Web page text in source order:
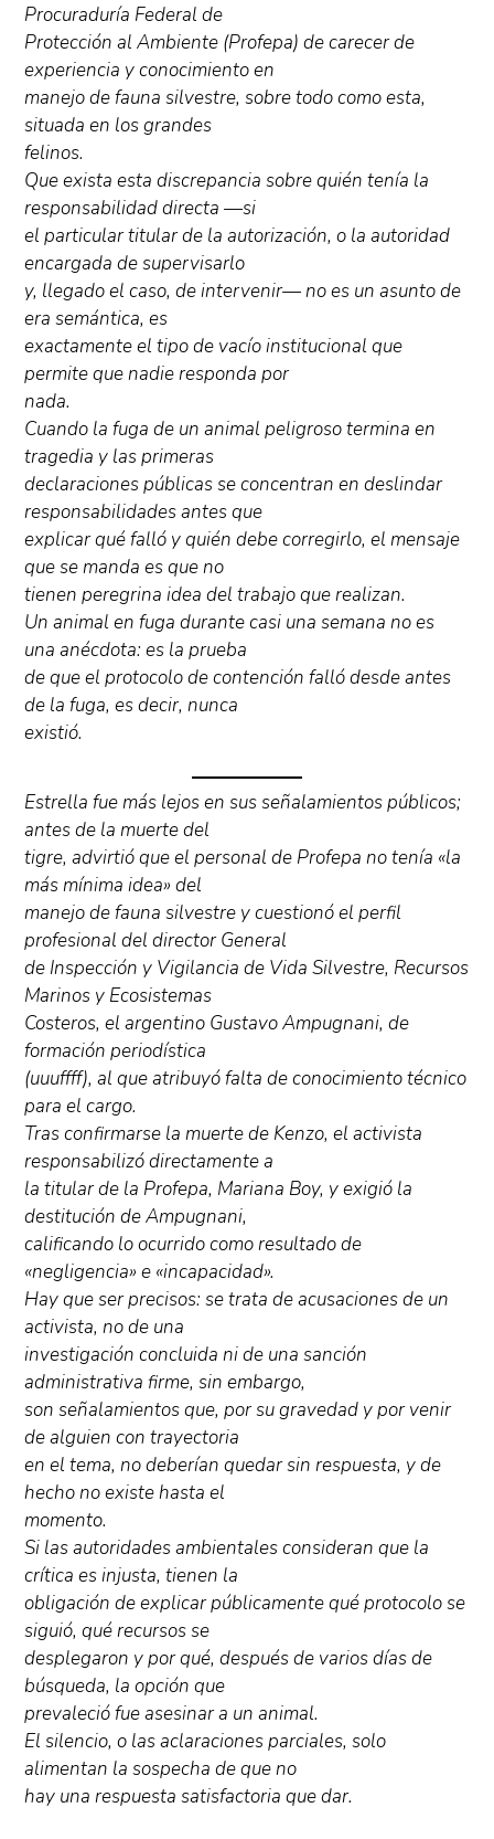
Procuraduría Federal de
Protección al Ambiente (Profepa) de carecer de
experiencia y conocimiento en
manejo de fauna silvestre, sobre todo como esta,
situada en los grandes
felinos.
Que exista esta discrepancia sobre quién tenía la
responsabilidad directa —si
el particular titular de la autorización, o la autoridad
encargada de supervisarlo
y, llegado el caso, de intervenir— no es un asunto de
era semántica, es
exactamente el tipo de vacío institucional que
permite que nadie responda por
nada.
Cuando la fuga de un animal peligroso termina en
tragedia y las primeras
declaraciones públicas se concentran en deslindar
responsabilidades antes que
explicar qué falló y quién debe corregirlo, el mensaje
que se manda es que no
tienen peregrina idea del trabajo que realizan.
Un animal en fuga durante casi una semana no es
una anécdota: es la prueba
de que el protocolo de contención falló desde antes
de la fuga, es decir, nunca
existió.
Estrella fue más lejos en sus señalamientos públicos;
antes de la muerte del
tigre, advirtió que el personal de Profepa no tenía «la
más mínima idea» del
manejo de fauna silvestre y cuestionó el perfil
profesional del director General
de Inspección y Vigilancia de Vida Silvestre, Recursos
Marinos y Ecosistemas
Costeros, el argentino Gustavo Ampugnani, de
formación periodística
(uuuffff), al que atribuyó falta de conocimiento técnico
para el cargo.
Tras confirmarse la muerte de Kenzo, el activista
responsabilizó directamente a
la titular de la Profepa, Mariana Boy, y exigió la
destitución de Ampugnani,
calificando lo ocurrido como resultado de
«negligencia» e «incapacidad».
Hay que ser precisos: se trata de acusaciones de un
activista, no de una
investigación concluida ni de una sanción
administrativa firme, sin embargo,
son señalamientos que, por su gravedad y por venir
de alguien con trayectoria
en el tema, no deberían quedar sin respuesta, y de
hecho no existe hasta el
momento.
Si las autoridades ambientales consideran que la
crítica es injusta, tienen la
obligación de explicar públicamente qué protocolo se
siguió, qué recursos se
desplegaron y por qué, después de varios días de
búsqueda, la opción que
prevaleció fue asesinar a un animal.
El silencio, o las aclaraciones parciales, solo
alimentan la sospecha de que no
hay una respuesta satisfactoria que dar.